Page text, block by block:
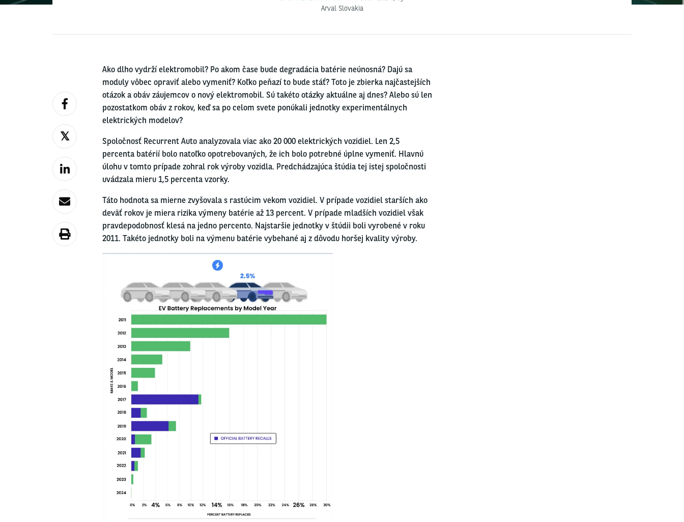
Arval Slovakia
Ako dlho vydrží elektromobil? Po akom čase bude degradácia batérie neúnosná? Dajú sa
moduly vôbec opraviť alebo vymeniť? Koľko peňazí to bude stáť? Toto je zbierka najčastejších
otázok a obáv záujemcov o nový elektromobil. Sú takéto otázky aktuálne aj dnes? Alebo sú len
pozostatkom obáv z rokov, keď sa po celom svete ponúkali jednotky experimentálnych
elektrických modelov?
Spoločnosť Recurrent Auto analyzovala viac ako 20 000 elektrických vozidiel. Len 2,5
percenta batérií bolo natoľko opotrebovaných, že ich bolo potrebné úplne vymeniť. Hlavnú
úlohu v tomto prípade zohral rok výroby vozidla. Predchádzajúca štúdia tej istej spoločnosti
uvádzala mieru 1,5 percenta vzorky.
Táto hodnota sa mierne zvyšovala s rastúcim vekom vozidiel. V prípade vozidiel starších ako
deväť rokov je miera rizika výmeny batérie až 13 percent. V prípade mladších vozidiel však
pravdepodobnosť klesá na jedno percento. Najstaršie jednotky v štúdii boli vyrobené v roku
2011. Takéto jednotky boli na výmenu batérie vybehané aj z dôvodu horšej kvality výroby.